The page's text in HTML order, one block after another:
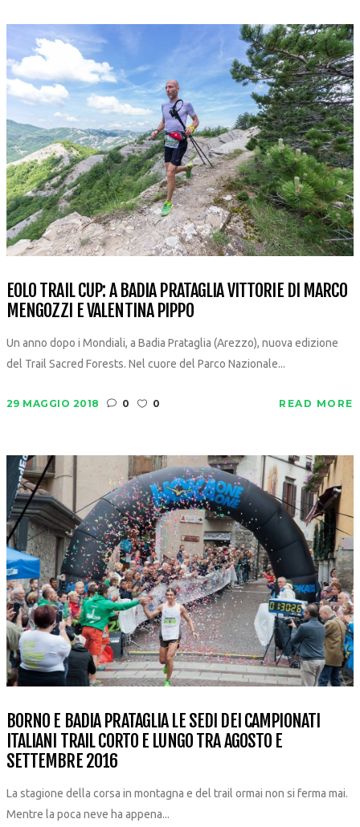
EOLO TRAIL CUP: A BADIA PRATAGLIA VITTORIE DI MARCO
MENGOZZI E VALENTINA PIPPO
Un anno dopo i Mondiali, a Badia Prataglia (Arezzo), nuova edizione
del Trail Sacred Forests. Nel cuore del Parco Nazionale...
29 MAGGIO 2018 0 0 READ MORE
BORNO E BADIA PRATAGLIA LE SEDI DEI CAMPIONATI
ITALIANI TRAIL CORTO E LUNGO TRA AGOSTO E
SETTEMBRE 2016
La stagione della corsa in montagna e del trail ormai non si ferma mai.
Mentre la poca neve ha appena...